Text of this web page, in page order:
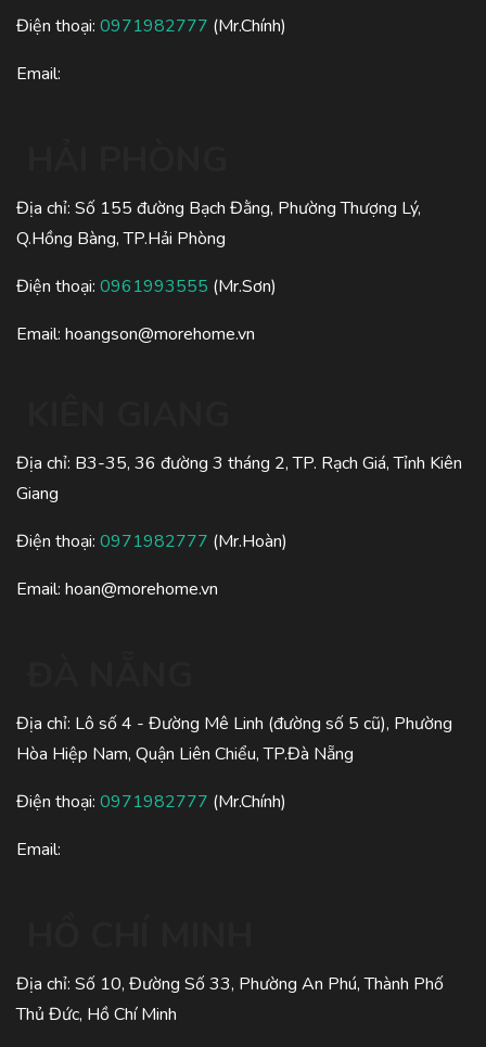
Điện thoại: 0971982777 (Mr.Chính)
Email:
Địa chỉ: Số 155 đường Bạch Đằng, Phường Thượng Lý,
Q.Hồng Bàng, TP.Hải Phòng
Điện thoại: 0961993555 (Mr.Sơn)
Email: hoangson@morehome.vn
Địa chỉ: B3-35, 36 đường 3 tháng 2, TP. Rạch Giá, Tỉnh Kiên
Giang
Điện thoại: 0971982777 (Mr.Hoàn)
Email: hoan@morehome.vn
Địa chỉ: Lô số 4 - Đường Mê Linh (đường số 5 cũ), Phường
Hòa Hiệp Nam, Quận Liên Chiểu, TP.Đà Nẵng
Điện thoại: 0971982777 (Mr.Chính)
Email:
Địa chỉ: Số 10, Đường Số 33, Phường An Phú, Thành Phố
Thủ Đức, Hồ Chí Minh